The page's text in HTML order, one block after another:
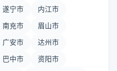
遂宁市 内江市
南充市 眉山市
广安市 达州市
巴中市 资阳市